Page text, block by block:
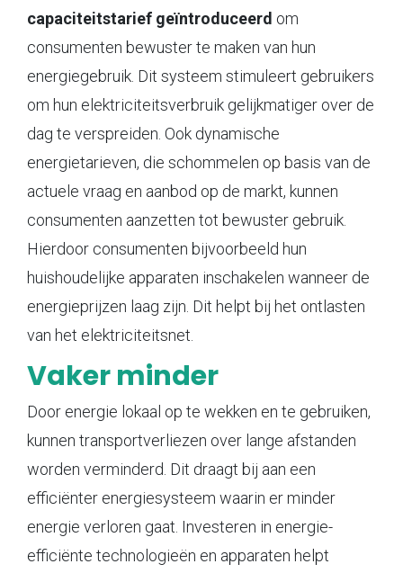
capaciteitstarief geïntroduceerd om
consumenten bewuster te maken van hun
energiegebruik. Dit systeem stimuleert gebruikers
om hun elektriciteitsverbruik gelijkmatiger over de
dag te verspreiden. Ook dynamische
energietarieven, die schommelen op basis van de
actuele vraag en aanbod op de markt, kunnen
consumenten aanzetten tot bewuster gebruik.
Hierdoor consumenten bijvoorbeeld hun
huishoudelijke apparaten inschakelen wanneer de
energieprijzen laag zijn. Dit helpt bij het ontlasten
van het elektriciteitsnet.
Vaker minder
Door energie lokaal op te wekken en te gebruiken,
kunnen transportverliezen over lange afstanden
worden verminderd. Dit draagt bij aan een
efficiënter energiesysteem waarin er minder
energie verloren gaat. Investeren in energie-
efficiënte technologieën en apparaten helpt